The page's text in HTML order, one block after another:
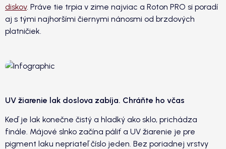
diskov. Práve tie trpia v zime najviac a Roton PRO si poradí
aj s tými najhoršími čiernymi nánosmi od brzdových
platničiek.
UV žiarenie lak doslova zabíja. Chráňte ho včas
Keď je lak konečne čistý a hladký ako sklo, prichádza
finále. Májové slnko začína páliť a UV žiarenie je pre
pigment laku nepriateľ číslo jeden. Bez poriadnej vrstvy